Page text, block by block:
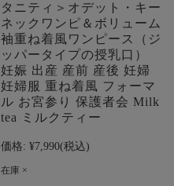
タニティ＞オデット・キー
ネックワンピ＆ボリューム
袖重ね着風ワンピース（ジ
ッパータイプの授乳口）
妊娠 出産 産前 産後 妊婦
妊婦服 重ね着風 フォーマ
ル お宮参り 保護者会 Milk
tea ミルクティー
価格: ¥7,990(税込)
在庫 ×